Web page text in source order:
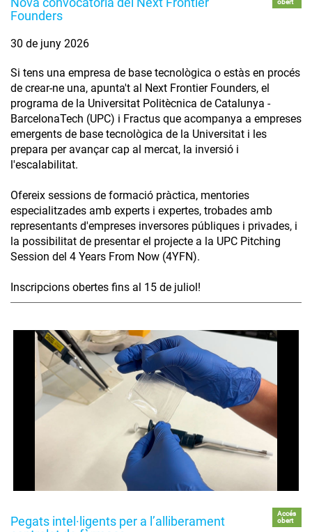
Founders
obert
30 de juny 2026
Si tens una empresa de base tecnològica o estàs en procés
de crear-ne una, apunta't al Next Frontier Founders, el
programa de la Universitat Politècnica de Catalunya -
BarcelonaTech (UPC) i Fractus que acompanya a empreses
emergents de base tecnològica de la Universitat i les
prepara per avançar cap al mercat, la inversió i
l'escalabilitat.
Ofereix sessions de formació pràctica, mentories
especialitzades amb experts i expertes, trobades amb
representants d'empreses inversores públiques i privades, i
la possibilitat de presentar el projecte a la UPC Pitching
Session del 4 Years From Now (4YFN).
Inscripcions obertes fins al 15 de juliol!
Pegats intel·ligents per a l’alliberament
Accés
obert